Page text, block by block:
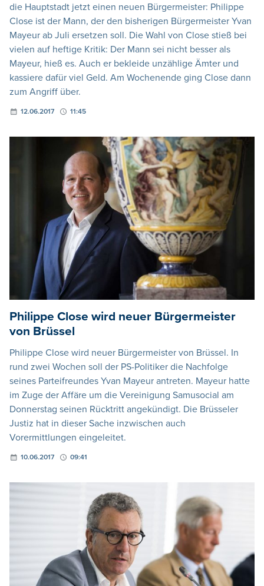
die Hauptstadt jetzt einen neuen Bürgermeister: Philippe
Close ist der Mann, der den bisherigen Bürgermeister Yvan
Mayeur ab Juli ersetzen soll. Die Wahl von Close stieß bei
vielen auf heftige Kritik: Der Mann sei nicht besser als
Mayeur, hieß es. Auch er bekleide unzählige Ämter und
kassiere dafür viel Geld. Am Wochenende ging Close dann
zum Angriff über.
12.06.2017 11:45
Philippe Close wird neuer Bürgermeister
von Brüssel
Philippe Close wird neuer Bürgermeister von Brüssel. In
rund zwei Wochen soll der PS-Politiker die Nachfolge
seines Parteifreundes Yvan Mayeur antreten. Mayeur hatte
im Zuge der Affäre um die Vereinigung Samusocial am
Donnerstag seinen Rücktritt angekündigt. Die Brüsseler
Justiz hat in dieser Sache inzwischen auch
Vorermittlungen eingeleitet.
10.06.2017 09:41